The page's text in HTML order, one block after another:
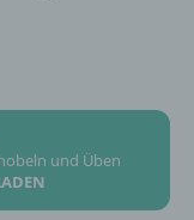
und Üben